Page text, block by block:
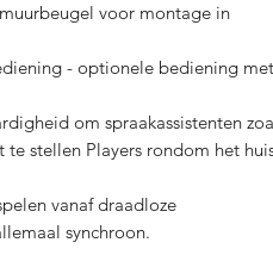
voor montage in
- optionele bediening met
om spraakassistenten
te stellen Players rondom het
vanaf draadloze
synchroon.